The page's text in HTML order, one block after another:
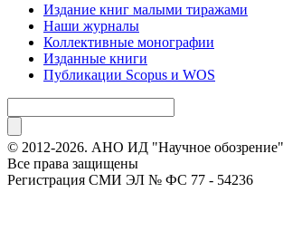
Издание книг малыми тиражами
Наши журналы
Коллективные монографии
Изданные книги
Публикации Scopus и WOS
© 2012-2026. АНО ИД "Научное
Все права защищены
Регистрация СМИ ЭЛ № ФС 77 - 54236